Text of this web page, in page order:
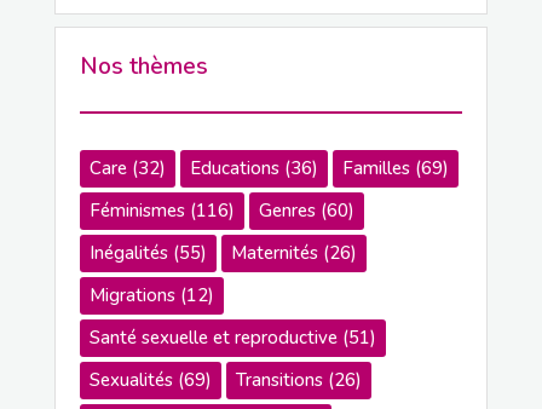
Nos thèmes
Care(32) Educations(36) Familles(69)
Féminismes(116) Genres(60)
Inégalités(55) Maternités(26)
Migrations(12)
Santé sexuelle et reproductive(51)
Sexualités(69) Transitions(26)